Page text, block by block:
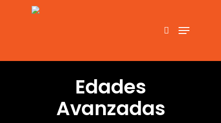
Hit enter to search or ESC to close
Edades
Avanzadas